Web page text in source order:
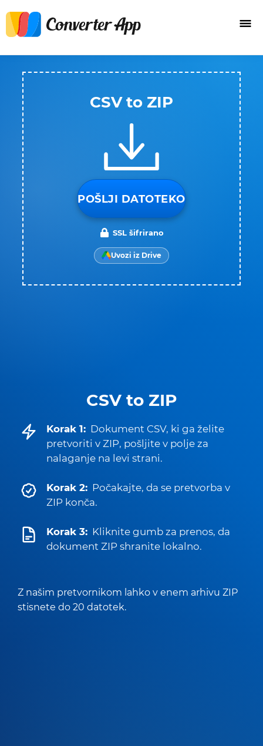
CSV to ZIP
Korak 1: Dokument CSV, ki ga želite
pretvoriti v ZIP, pošljite v polje za
nalaganje na levi strani.
Korak 2: Počakajte, da se pretvorba v
ZIP konča.
Korak 3: Kliknite gumb za prenos, da
dokument ZIP shranite lokalno.
Z našim pretvornikom lahko v enem arhivu ZIP
stisnete do 20 datotek.
CSV to ZIP
POŠLJI DATOTEKO
SSL šifrirano
Uvozi iz Drive